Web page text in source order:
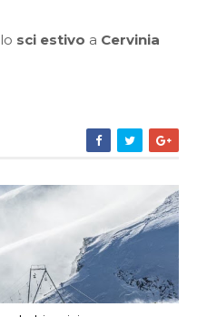
sci estivo a Cervinia